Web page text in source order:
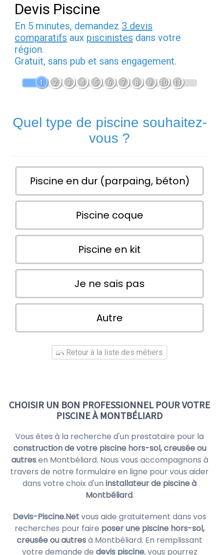
Devis Piscine
En 5 minutes, demandez 3 devis
comparatifs aux piscinistes dans votre
région.
Gratuit, sans pub et sans engagement.
1 2 3 4 5 6 7 8 9 10 11
Quel type de piscine souhaitez-
vous ?
Piscine en dur (parpaing, béton)
Piscine coque
Piscine en kit
Je ne sais pas
Autre
Retour à la liste des métiers
CHOISIR UN BON PROFESSIONNEL POUR VOTRE
PISCINE À MONTBÉLIARD
Vous êtes à la recherche d'un prestataire pour la
construction de votre piscine hors-sol, creusée ou
autresen Montbéliard. Nous vous accompagnons à
travers de notre formulaire en ligne pour vous aider
dans votre choix d'un installateur de piscine à
Montbéliard.
Devis-Piscine.Netvous aide gratuitement dans vos
recherches pour faire poser une piscine hors-sol,
creusée ou autresà Montbéliard. En remplissant
votre demande de devis piscine, vous pourrez